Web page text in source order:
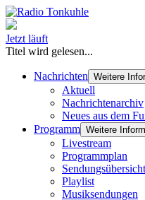
Jetzt läuft
Titel wird gelesen...
Nachrichten Weitere
Aktuell
Nachrichtenarchiv
Neues aus dem
Programm Weitere
Livestream
Programmplan
Sendungsübersicht
Playlist
Musiksendungen